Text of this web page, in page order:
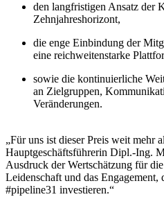
den langfristigen Ansatz der
Zehnjahreshorizont,
die enge Einbindung der
eine reichweitenstarke
sowie die kontinuierliche
an Zielgruppen,
Veränderungen.
„Für uns ist dieser Preis weit mehr
Hauptgeschäftsführerin Dipl.-Ing.
Ausdruck der Wertschätzung für
Leidenschaft und das Engagement,
#pipeline31 investieren.“